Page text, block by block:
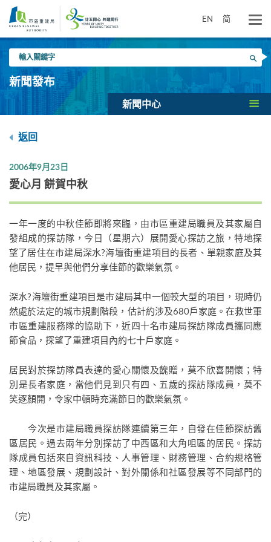
要
EN 简
入
關
鍵
搜尋
新聞發布
新聞中心
返回
2006年9月23日
愛心月 餅賀中秋
一年一度的中秋佳節即將來臨，由市區重建局職員及其家屬自
發組成的探訪隊，今日（星期六）展開愛心探訪之旅，特地探
望了居住在市建局深水?海壇街重建項目的長者、單親家庭及其
他居民，提早與他們分享佳節的歡樂氣氛。
深水?海壇街重建項目是市建局其中一個較大型的項目，現時仍
然處於法定的城市規劃階段，估計約涉及680戶家庭。在救世軍
市區重建服務隊的協助下，近四十名市建局探訪隊成員攜同應
節食品，探望了重建項目內約七十戶家庭。
居民對於探訪隊員表達的愛心關懷及餽贈，莫不欣喜開懷；特
別是長者家庭，當他們見到只有四、五歲的探訪隊成員，莫不
笑逐顏開，令家中頓時充滿節日的歡樂氣氛。
今次是市建局職員探訪隊連續第三年，自發在佳節探訪舊
區居民。過去兩年分別探訪了中西區和大角咀區的居民。探訪
隊成員包括來自資訊科技、人事管理、財務管理、合約規格管
理、地區發展、規劃設計、對外關係和社區發展等不同部門的
市建局職員及其家屬。
（完）